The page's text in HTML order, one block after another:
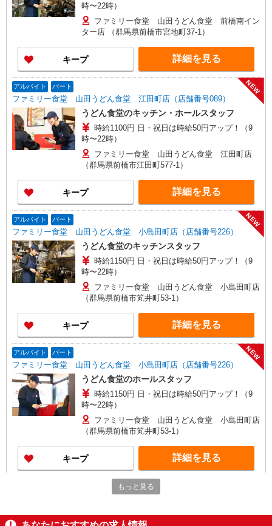
時〜22時）
ファミリー食堂 山田うどん食堂 前橋南イン
ター店 （群馬県前橋市宮地町37-1）
キープ 詳細を見る
アルバイト パート
ファミリー食堂 山田うどん食堂 江田町店（店舗番号089）
NEW
うどん食堂のキッチン・ホールスタッフ
時給1100円 日・祝日は時給50円アップ！（9
時〜22時）
ファミリー食堂 山田うどん食堂 江田町店
（群馬県前橋市江田町577-1）
キープ 詳細を見る
アルバイト パート
ファミリー食堂 山田うどん食堂 小島田町店（店舗番号226）
NEW
うどん食堂のキッチンスタッフ
時給1150円 日・祝日は時給50円アップ！（9
時〜22時）
ファミリー食堂 山田うどん食堂 小島田町店
（群馬県前橋市笂井町53-1）
キープ 詳細を見る
アルバイト パート
ファミリー食堂 山田うどん食堂 小島田町店（店舗番号226）
NEW
うどん食堂のホールスタッフ
時給1150円 日・祝日は時給50円アップ！（9
時〜22時）
ファミリー食堂 山田うどん食堂 小島田町店
（群馬県前橋市笂井町53-1）
キープ 詳細を見る
もっと見る